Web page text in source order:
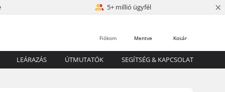
5+ millió ügyfél ×
Kosár
Mentve
Fiókom
LEÁRAZÁS ÚTMUTATÓK SEGÍTSÉG & KAPCSOLAT